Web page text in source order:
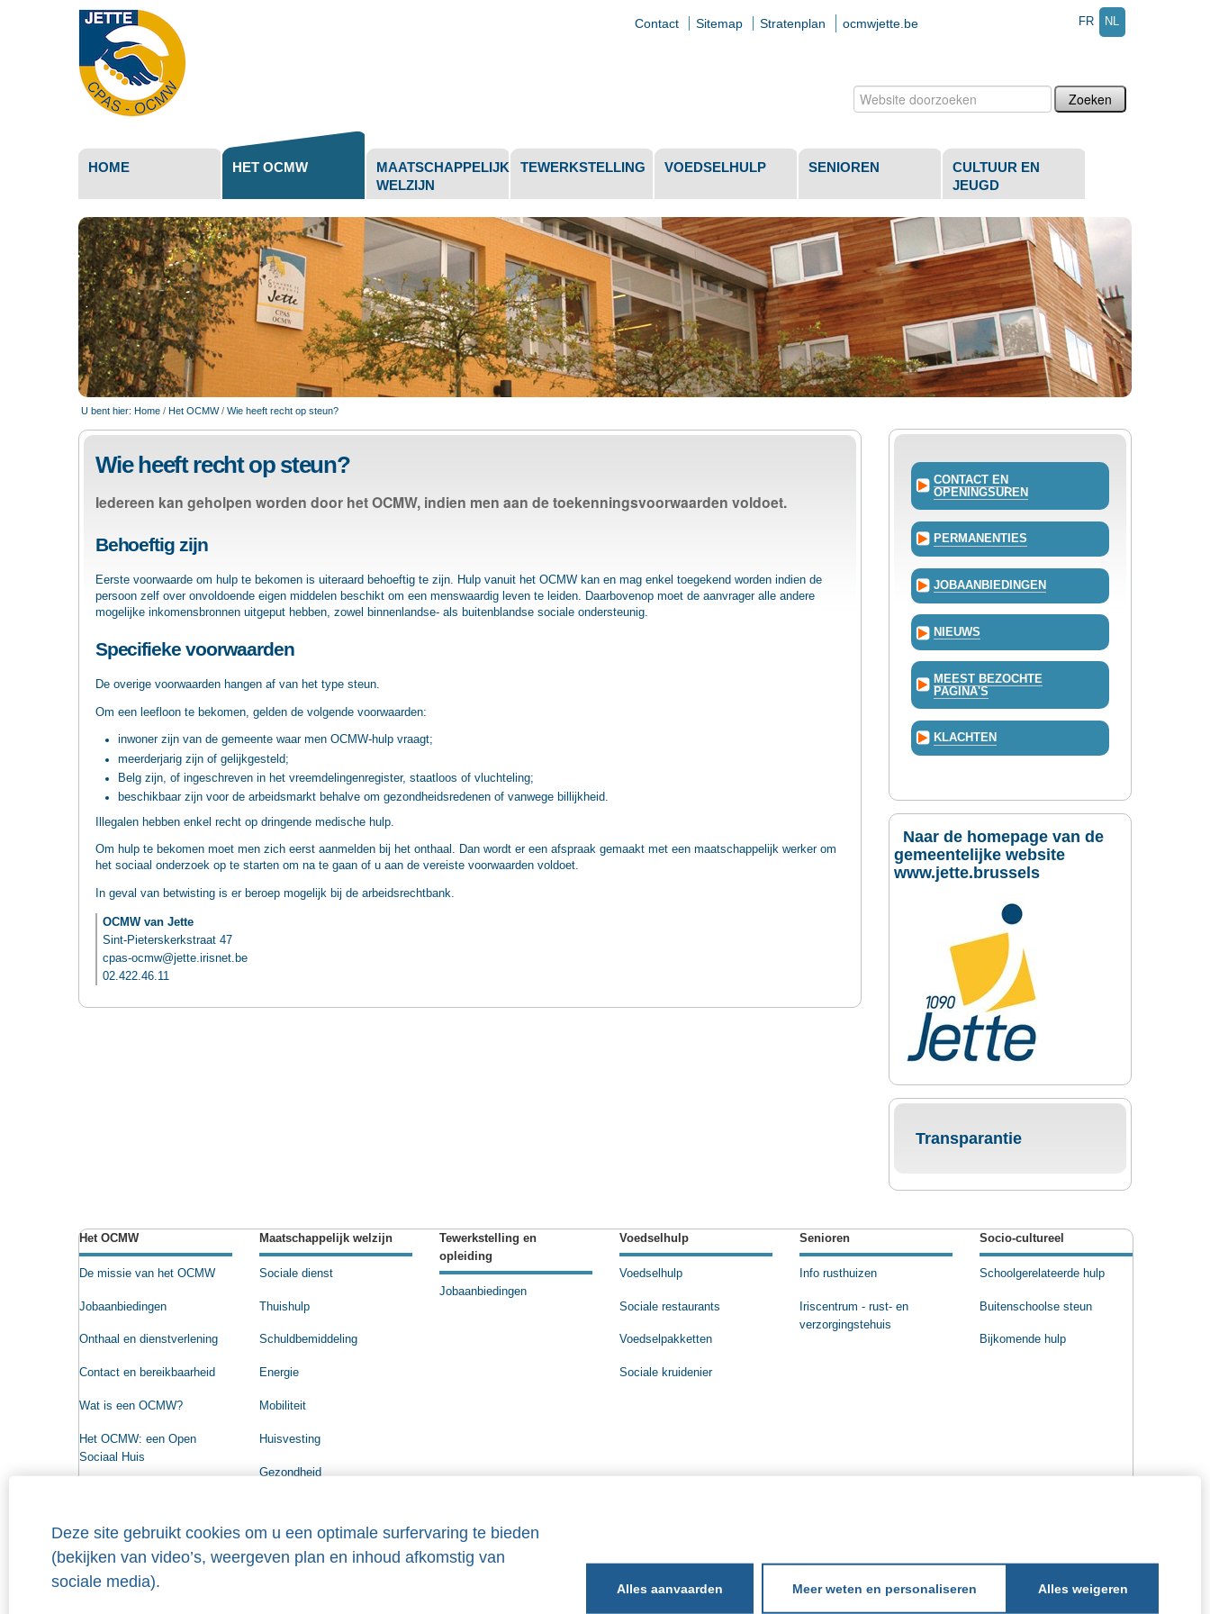
NL
FR
Contact Sitemap Stratenplan ocmwjette.be
Zoek
HOME HET OCMW
MAATSCHAPPELIJK
WELZIJN
TEWERKSTELLING VOEDSELHULP SENIOREN
CULTUUR EN
JEUGD
U bent hier: Home / Het OCMW / Wie heeft recht op steun?
Wie heeft recht op steun?
Iedereen kan geholpen worden door het OCMW, indien men aan de toekenningsvoorwaarden voldoet.
Behoeftig zijn
Eerste voorwaarde om hulp te bekomen is uiteraard behoeftig te zijn. Hulp vanuit het OCMW kan en mag enkel toegekend worden indien de
persoon zelf over onvoldoende eigen middelen beschikt om een menswaardig leven te leiden. Daarbovenop moet de aanvrager alle andere
mogelijke inkomensbronnen uitgeput hebben, zowel binnenlandse- als buitenblandse sociale ondersteunig.
Specifieke voorwaarden
De overige voorwaarden hangen af van het type steun.
Om een leefloon te bekomen, gelden de volgende voorwaarden:
inwoner zijn van de gemeente waar men OCMW-hulp vraagt;
meerderjarig zijn of gelijkgesteld;
Belg zijn, of ingeschreven in het vreemdelingenregister, staatloos of vluchteling;
beschikbaar zijn voor de arbeidsmarkt behalve om gezondheidsredenen of vanwege billijkheid.
Illegalen hebben enkel recht op dringende medische hulp.
Om hulp te bekomen moet men zich eerst aanmelden bij het onthaal. Dan wordt er een afspraak gemaakt met een maatschappelijk werker om
het sociaal onderzoek op te starten om na te gaan of u aan de vereiste voorwaarden voldoet.
In geval van betwisting is er beroep mogelijk bij de arbeidsrechtbank.
OCMW van Jette
Sint-Pieterskerkstraat 47
cpas-ocmw@jette.irisnet.be
02.422.46.11
Deze site gebruikt cookies om u een optimale surfervaring te bieden
(bekijken van video’s, weergeven plan en inhoud afkomstig van
sociale media).
Meer weten en personaliseren
CONTACT EN
OPENINGSUREN
PERMANENTIES
JOBAANBIEDINGEN
NIEUWS
MEEST BEZOCHTE
PAGINA'S
KLACHTEN
Naar de homepage van de
gemeentelijke website
www.jette.brussels
Transparantie
Het OCMW
De missie van het OCMW
Jobaanbiedingen
Onthaal en dienstverlening
Contact en bereikbaarheid
Wat is een OCMW?
Het OCMW: een Open
Sociaal Huis
Raad voor Maatschappelijk
Welzijn
Organigram
Maatschappelijk welzijn
Sociale dienst
Thuishulp
Schuldbemiddeling
Energie
Mobiliteit
Huisvesting
Gezondheid
Tewerkstelling en
opleiding
Jobaanbiedingen
Voedselhulp
Voedselhulp
Sociale restaurants
Voedselpakketten
Sociale kruidenier
Senioren
Info rusthuizen
Iriscentrum - rust- en
verzorgingstehuis
Socio-cultureel
Schoolgerelateerde hulp
Buitenschoolse steun
Bijkomende hulp